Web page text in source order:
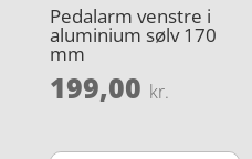
Pedalarm venstre i
aluminium sølv 170
mm
199,00 kr.